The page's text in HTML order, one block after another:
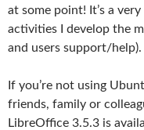
at some point! It’s a
activities I develop the
and users support/help).
If you’re not using
friends, family or
LibreOffice 3.5.3 is